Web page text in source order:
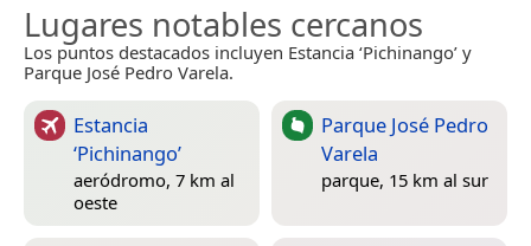
Lugares notables cercanos
Los puntos destacados incluyen Estancia ‘Pichinango’ y
Parque José Pedro Varela.
Estancia
‘Pichinango’
aeródromo, 7 km al
oeste
Parque José Pedro
Varela
parque, 15 km al sur